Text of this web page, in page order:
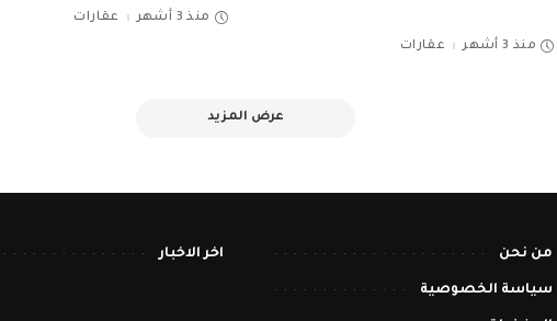
منذ 3 أشهر عقارات
منذ 3 أشهر عقارات
عرض المزيد
من نحن
سياسة الخصوصية
اخر الاخبار